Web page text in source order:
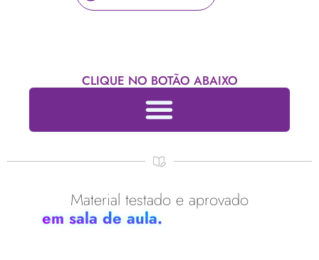
CLIQUE NO BOTÃO ABAIXO
Material testado e aprovado
em sala de aula.